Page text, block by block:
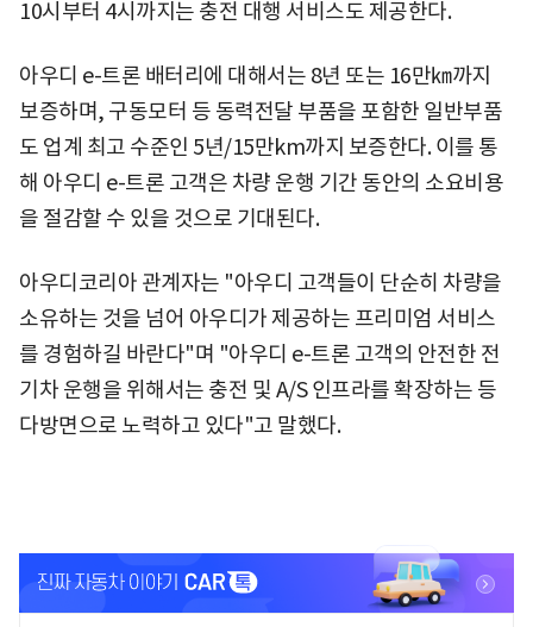
10시부터 4시까지는 충전 대행 서비스도 제공한다.
아우디 e-트론 배터리에 대해서는 8년 또는 16만㎞까지
보증하며, 구동모터 등 동력전달 부품을 포함한 일반부품
도 업계 최고 수준인 5년/15만km까지 보증한다. 이를 통
해 아우디 e-트론 고객은 차량 운행 기간 동안의 소요비용
을 절감할 수 있을 것으로 기대된다.
아우디코리아 관계자는 "아우디 고객들이 단순히 차량을
소유하는 것을 넘어 아우디가 제공하는 프리미엄 서비스
를 경험하길 바란다"며 "아우디 e-트론 고객의 안전한 전
기차 운행을 위해서는 충전 및 A/S 인프라를 확장하는 등
다방면으로 노력하고 있다"고 말했다.